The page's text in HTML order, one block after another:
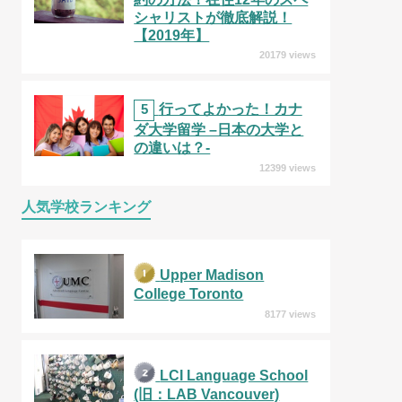
シャリストが徹底解説！
【2019年】
20179 views
5
行ってよかった！カナ
ダ大学留学 –日本の大学と
の違いは？-
12399 views
人気学校ランキング
Upper Madison
College Toronto
8177 views
LCI Language School
(旧：LAB Vancouver)